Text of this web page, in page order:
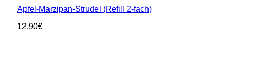
Apfel-Marzipan-Strudel (Refill 2-fach)
12,90€